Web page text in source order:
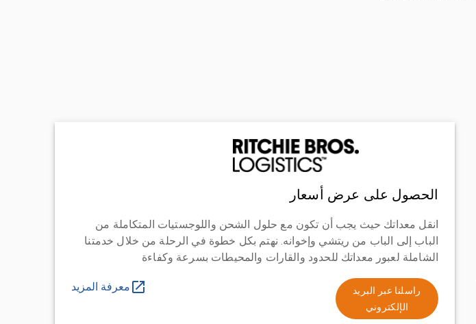
الحصول على عرض أسعار
انقل معداتك حيث يجب أن تكون مع حلول الشحن واللوجستيات المتكاملة من
الباب إلى الباب من ريتشي وإخوانه. نهتم بكل خطوة في الرحلة من خلال خدمتنا
الشاملة لعبور معداتك للحدود والقارات والمحيطات بسرعة وكفاءة
راسلنا عبر البريد
الإلكتروني
معرفة المزيد